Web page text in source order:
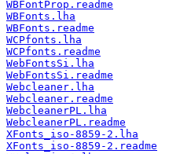
WBFontProp.readme
WBFonts.lha
WBFonts.readme
WCPfonts.lha
WCPfonts.readme
WebFontsSi.lha
WebFontsSi.readme
Webcleaner.lha
Webcleaner.readme
WebcleanerPL.lha
WebcleanerPL.readme
XFonts_iso-8859-2.lha
XFonts_iso-8859-2.readme